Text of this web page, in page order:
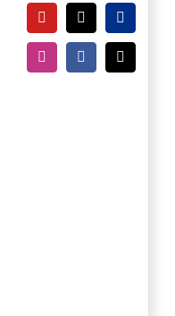
YouTubeTiktokPayPal
InstagramFacebook
E-
Mail